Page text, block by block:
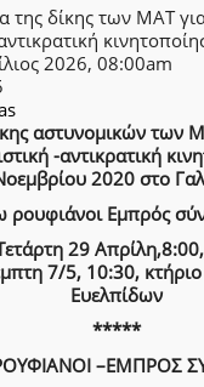
της δίκης των ΜΑΤ
2026, 08:00am
αστυνομικών των
-αντικρατική
2020 στο
ρουφιάνοι Εμπρός
29
7/5, 10:30,
Ευελπίδων
*****
–ΕΜΠΡΟΣ